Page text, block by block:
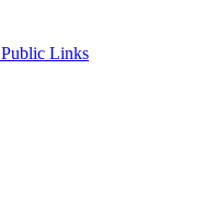
Public Links